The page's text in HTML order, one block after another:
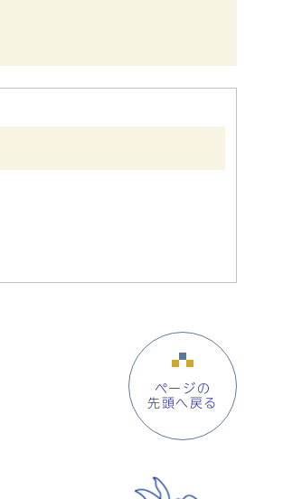
ページの
先頭へ戻る